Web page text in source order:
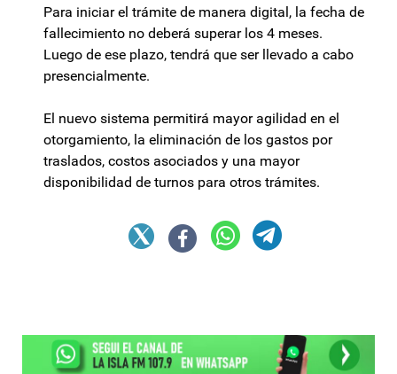
Para iniciar el trámite de manera digital, la fecha de
fallecimiento no deberá superar los 4 meses.
Luego de ese plazo, tendrá que ser llevado a cabo
presencialmente.
El nuevo sistema permitirá mayor agilidad en el
otorgamiento, la eliminación de los gastos por
traslados, costos asociados y una mayor
disponibilidad de turnos para otros trámites.